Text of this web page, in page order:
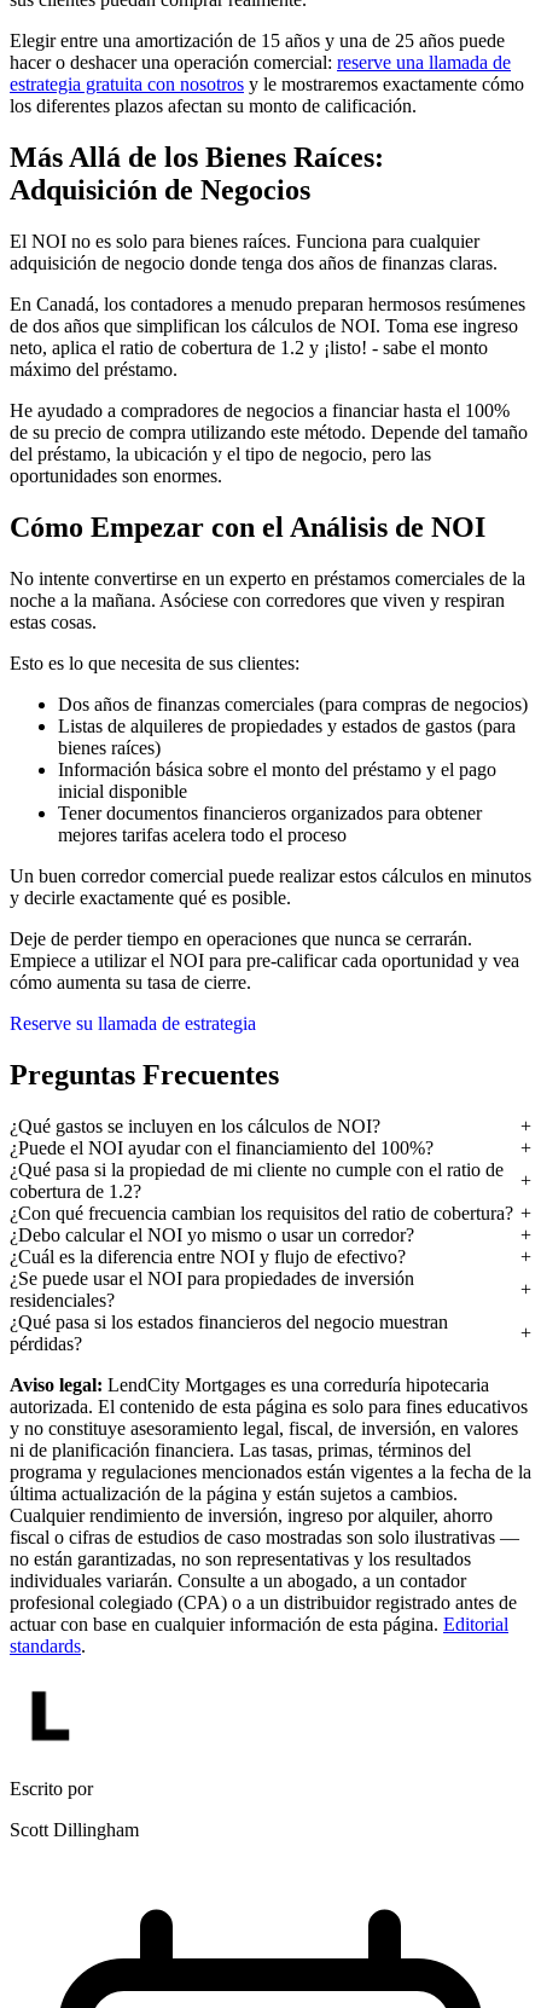
Elegir entre una amortización de 15 años y una de 25 años puede
hacer o deshacer una operación comercial: reserve una llamada de
estrategia gratuita con nosotros y le mostraremos exactamente cómo
los diferentes plazos afectan su monto de calificación.
Más Allá de los Bienes Raíces:
Adquisición de Negocios
El NOI no es solo para bienes raíces. Funciona para cualquier
adquisición de negocio donde tenga dos años de finanzas claras.
En Canadá, los contadores a menudo preparan hermosos resúmenes
de dos años que simplifican los cálculos de NOI. Toma ese ingreso
neto, aplica el ratio de cobertura de 1.2 y ¡listo! - sabe el monto
máximo del préstamo.
He ayudado a compradores de negocios a financiar hasta el 100%
de su precio de compra utilizando este método. Depende del tamaño
del préstamo, la ubicación y el tipo de negocio, pero las
oportunidades son enormes.
Cómo Empezar con el Análisis de NOI
No intente convertirse en un experto en préstamos comerciales de la
noche a la mañana. Asóciese con corredores que viven y respiran
estas cosas.
Esto es lo que necesita de sus clientes:
Dos años de finanzas comerciales (para compras de negocios)
Listas de alquileres de propiedades y estados de gastos (para
bienes raíces)
Información básica sobre el monto del préstamo y el pago
inicial disponible
Tener documentos financieros organizados para obtener
mejores tarifas acelera todo el proceso
Un buen corredor comercial puede realizar estos cálculos en minutos
y decirle exactamente qué es posible.
Deje de perder tiempo en operaciones que nunca se cerrarán.
Empiece a utilizar el NOI para pre-calificar cada oportunidad y vea
cómo aumenta su tasa de cierre.
Reserve su llamada de estrategia
Preguntas Frecuentes
¿Qué gastos se incluyen en los cálculos de NOI?
¿Puede el NOI ayudar con el financiamiento del 100%?
¿Qué pasa si la propiedad de mi cliente no cumple con el ratio de
cobertura de 1.2?
¿Con qué frecuencia cambian los requisitos del ratio de cobertura?
¿Debo calcular el NOI yo mismo o usar un corredor?
¿Cuál es la diferencia entre NOI y flujo de efectivo?
¿Se puede usar el NOI para propiedades de inversión
residenciales?
¿Qué pasa si los estados financieros del negocio muestran
pérdidas?
Aviso legal: LendCity Mortgages es una correduría hipotecaria
autorizada. El contenido de esta página es solo para fines educativos
y no constituye asesoramiento legal, fiscal, de inversión, en valores
ni de planificación financiera. Las tasas, primas, términos del
programa y regulaciones mencionados están vigentes a la fecha de la
última actualización de la página y están sujetos a cambios.
Cualquier rendimiento de inversión, ingreso por alquiler, ahorro
fiscal o cifras de estudios de caso mostradas son solo ilustrativas —
no están garantizadas, no son representativas y los resultados
individuales variarán. Consulte a un abogado, a un contador
profesional colegiado (CPA) o a un distribuidor registrado antes de
actuar con base en cualquier información de esta página. Editorial
standards.
Escrito por
Scott Dillingham